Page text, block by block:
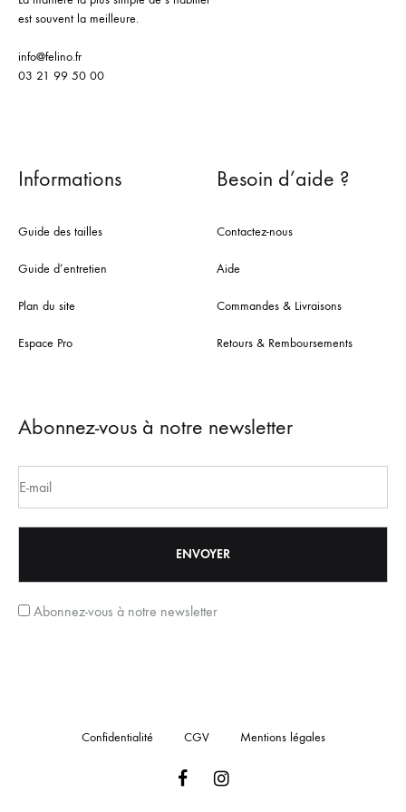
est souvent la meilleure.
info@felino.fr
03 21 99 50 00
Informations
Guide des tailles
Guide d’entretien
Plan du site
Espace Pro
Besoin d’aide ?
Contactez-nous
Aide
Commandes & Livraisons
Retours & Remboursements
Abonnez-vous à notre newsletter
Abonnez-vous à notre newsletter
Confidentialité CGV Mentions légales
FacebookInstagram